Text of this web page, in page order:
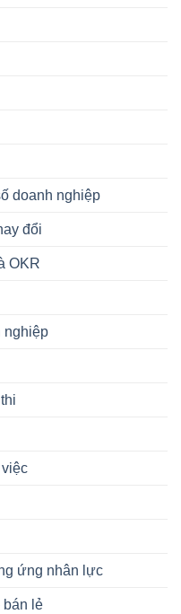
doanh nghiệp
đổi
OKR
nghiệp
ứng nhân lực
bán lẻ